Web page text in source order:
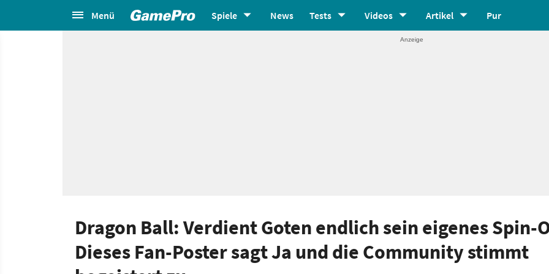
Menü Spiele News Tests Videos Artikel Pur
Dragon Ball: Verdient Goten endlich sein eigenes Spin-
Dieses Fan-Poster sagt Ja und die Community stimmt